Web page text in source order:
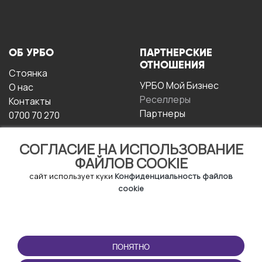
СОГЛАСИЕ НА ИСПОЛЬЗОВАНИЕ
ФАЙЛОВ COOKIE
сайт использует куки Конфиденциальность файлов
cookie
ПОНЯТНО
ОБ УРБО
Стоянка
О нас
Контакты
0700 70 270
ПАРТНЕРСКИЕ
ОТНОШЕНИЯ
УРБО Мой Бизнес
Реселлеры
Партнеры
ЭКСПЛУАТАЦИИ
Условия и положения
ПРИЛОЖЕНИЕ